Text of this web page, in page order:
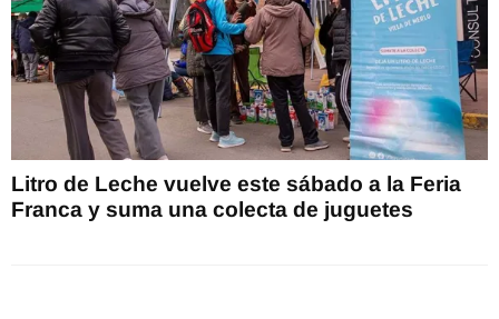
Litro de Leche vuelve este sábado a la Feria
Franca y suma una colecta de juguetes